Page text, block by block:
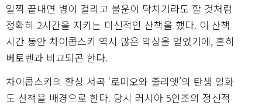
일찍 끝내면 병이 걸리고 불운이 닥치기라도 할 것처럼
정확히 2시간을 지키는 미신적인 산책을 했다. 이 산책
시간 동안 차이콥스키 역시 많은 악상을 얻었기에, 흔히
베토벤과 비교되곤 한다.
차이콥스키의 환상 서곡 ‘로미오와 줄리엣’의 탄생 일화
도 산책을 배경으로 한다. 당시 러시아 5인조의 정신적